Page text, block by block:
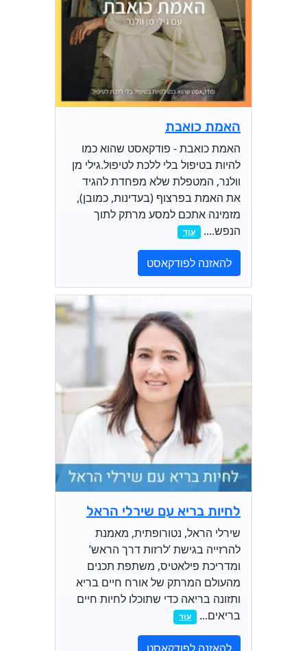
האמת כואבת
האמת כואבת - פודקאסט שהוא כמו
להיות בטיפול בלי ללכת לטיפול.גילי מן
וולנר, המטפלת שלא מפחדת להגיד
את האמת בפרצוף (בעדינות, כמובן),
מזמינה אתכם למסע מרתק לתוך
הנפש....
עוד
להאזנה לפודקאסט
לחיות בריא עם שירלי הראל
שירלי הראל, נטורופתית, מאמנת
להרזייה בגישת ’לרזות דרך הראש’
ומדריכת פילאטיס, משתפת תכנים
מהעולם המרתק של אורח חיים בריא
ותזונה בריאה כדי שתוכלו לחיות חיים
בריאים...
עוד
להאזנה לפודקאסט